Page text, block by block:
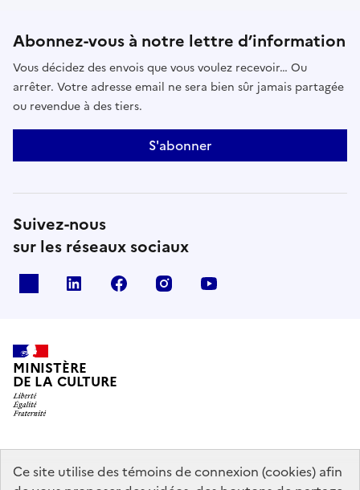
Ce site utilise des témoins de connexion (cookies) afin
Abonnez-vous à notre lettre d’information
Vous décidez des envois que vous voulez recevoir… Ou
arrêter. Votre adresse email ne sera bien sûr jamais partagée
ou revendue à des tiers.
S'abonner
Suivez-nous
sur les réseaux sociaux
linkedin facebook instagram
MINISTÈRE
DE LA CULTURE
data.gouv.fr legifrance.gouv.fr info.gouv.fr